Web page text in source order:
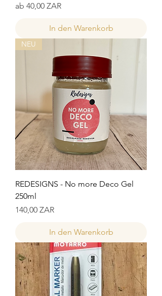
ab 40,00 ZAR
Sale-Preis
In den Warenkorb
NEU
REDESIGNS - No more Deco Gel
250ml
Preis
140,00 ZAR
In den Warenkorb